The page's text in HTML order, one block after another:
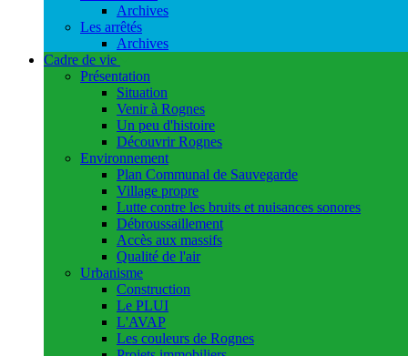
Archives
Les arrêtés
Archives
Cadre de vie
Présentation
Situation
Venir à Rognes
Un peu d'histoire
Découvrir Rognes
Environnement
Plan Communal de Sauvegarde
Village propre
Lutte contre les bruits et nuisances sonores
Débroussaillement
Accès aux massifs
Qualité de l'air
Urbanisme
Construction
Le PLUI
L'AVAP
Les couleurs de Rognes